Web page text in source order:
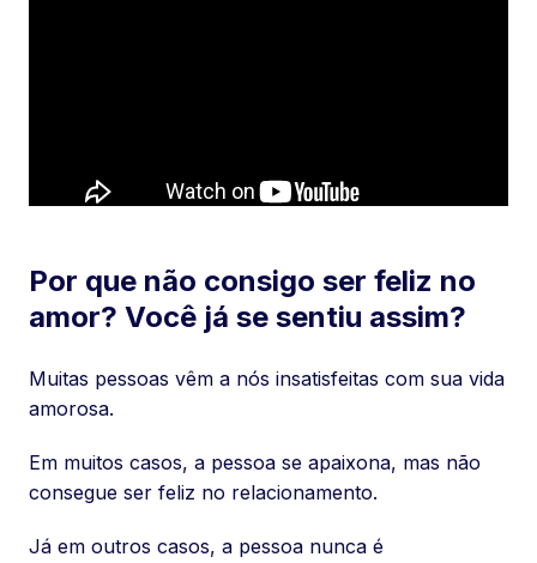
Por que não consigo ser feliz no
amor? Você já se sentiu assim?
Muitas pessoas vêm a nós insatisfeitas com sua vida
amorosa.
Em muitos casos, a pessoa se apaixona, mas não
consegue ser feliz no relacionamento.
Já em outros casos, a pessoa nunca é